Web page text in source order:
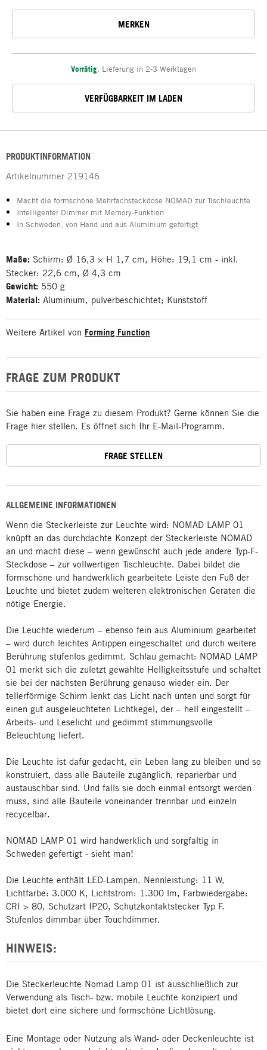
MERKEN
Vorrätig Lieferung in 2-3 Werktagen
VERFÜGBARKEIT IM LADEN
ALLGEMEINE INFORMATIONEN
Wenn die Steckerleiste zur Leuchte wird: NOMAD LAMP 01
knüpft an das durchdachte Konzept der Steckerleiste NOMAD
an und macht diese – wenn gewünscht auch jede andere Typ-F-
Steckdose – zur vollwertigen Tischleuchte. Dabei bildet die
formschöne und handwerklich gearbeitete Leiste den Fuß der
Leuchte und bietet zudem weiteren elektronischen Geräten die
nötige Energie.
Die Leuchte wiederum – ebenso fein aus Aluminium gearbeitet
– wird durch leichtes Antippen eingeschaltet und durch weitere
Berührung stufenlos gedimmt. Schlau gemacht: NOMAD LAMP
01 merkt sich die zuletzt gewählte Helligkeitsstufe und schaltet
sie bei der nächsten Berührung genauso wieder ein. Der
tellerförmige Schirm lenkt das Licht nach unten und sorgt für
einen gut ausgeleuchteten Lichtkegel, der – hell eingestellt –
Arbeits- und Leselicht und gedimmt stimmungsvolle
Beleuchtung liefert.
Die Leuchte ist dafür gedacht, ein Leben lang zu bleiben und so
konstruiert, dass alle Bauteile zugänglich, reparierbar und
austauschbar sind. Und falls sie doch einmal entsorgt werden
muss, sind alle Bauteile voneinander trennbar und einzeln
recycelbar.
NOMAD LAMP 01 wird handwerklich und sorgfältig in
Schweden gefertigt - sieht man!
Die Leuchte enthält LED-Lampen. Nennleistung: 11 W,
Lichtfarbe: 3.000 K, Lichtstrom: 1.300 lm, Farbwiedergabe:
CRI > 80, Schutzart IP20, Schutzkontaktstecker Typ F.
Stufenlos dimmbar über Touchdimmer.
HINWEIS:
Die Steckerleuchte Nomad Lamp 01 ist ausschließlich zur
Verwendung als Tisch- bzw. mobile Leuchte konzipiert und
bietet dort eine sichere und formschöne Lichtlösung.
Eine Montage oder Nutzung als Wand- oder Deckenleuchte ist
PRODUKTINFORMATION
Artikelnummer 219146
Macht die formschöne Mehrfachsteckdose NOMAD zur Tischleuchte
Intelligenter Dimmer mit Memory-Funktion
In Schweden, von Hand und aus Aluminium gefertigt
Maße: Schirm: Ø 16,3 × H 1,7 cm, Höhe: 19,1 cm - inkl.
Stecker: 22,6 cm, Ø 4,3 cm
Gewicht: 550 g
Material: Aluminium, pulverbeschichtet; Kunststoff
Weitere Artikel von Forming Function
FRAGE ZUM PRODUKT
Sie haben eine Frage zu diesem Produkt? Gerne können Sie die
Frage hier stellen. Es öffnet sich Ihr E-Mail-Programm.
FRAGE STELLEN